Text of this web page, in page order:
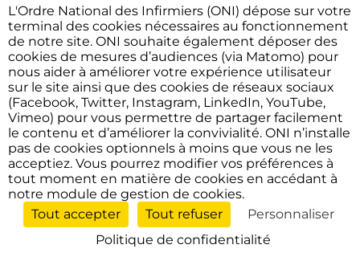
Trouvez votre CDOI
Contacter l'ONI
Vous avez besoin de déposer une plainte ou faire un
signalement devant l'Ordre ?Cliquez ici
© 2026 Ordre National des Infirmiers — Tous droits réservés.
Contactez l'Ordre
01 71 93 84 50
L'Ordre National des Infirmiers (ONI) dépose sur votre
terminal des cookies nécessaires au fonctionnement
de notre site. ONI souhaite également déposer des
cookies de mesures d’audiences (via Matomo) pour
nous aider à améliorer votre expérience utilisateur
sur le site ainsi que des cookies de réseaux sociaux
(Facebook, Twitter, Instagram, LinkedIn, YouTube,
Vimeo) pour vous permettre de partager facilement
le contenu et d’améliorer la convivialité. ONI n’installe
pas de cookies optionnels à moins que vous ne les
acceptiez. Vous pourrez modifier vos préférences à
tout moment en matière de cookies en accédant à
notre module de gestion de cookies.
Tout accepter
Tout refuser
Personnaliser
Politique de confidentialité